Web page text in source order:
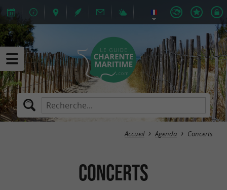
Accueil Agenda Concerts
Concerts